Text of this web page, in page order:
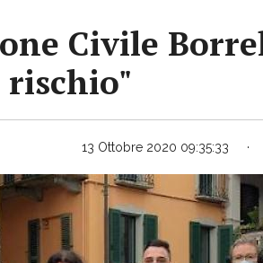
Civile
13 Ottobre 2020 09:35:33